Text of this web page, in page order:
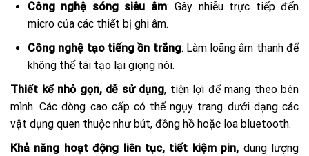
Công nghệ sóng siêu âm: Gây nhiễu trực tiếp đến
micro của các thiết bị ghi âm.
Công nghệ tạo tiếng ồn trắng: Làm loãng âm thanh để
không thể tái tạo lại giọng nói.
Thiết kế nhỏ gọn, dễ sử dụng, tiện lợi để mang theo bên
mình. Các dòng cao cấp có thể ngụy trang dưới dạng các
vật dụng quen thuộc như bút, đồng hồ hoặc loa bluetooth.
Khả năng hoạt động liên tục, tiết kiệm pin, dung lượng